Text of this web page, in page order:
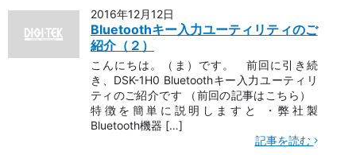
2016年12月12日
Bluetoothキー入力ユーティリティのご
紹介（２）
こんにちは。（ま）です。 前回に引き続
き、DSK-1H0 Bluetoothキー入力ユーティリ
ティのご紹介です （前回の記事はこちら）
特徴を簡単に説明しますと ・弊社製
Bluetooth機器 […]
記事を読む